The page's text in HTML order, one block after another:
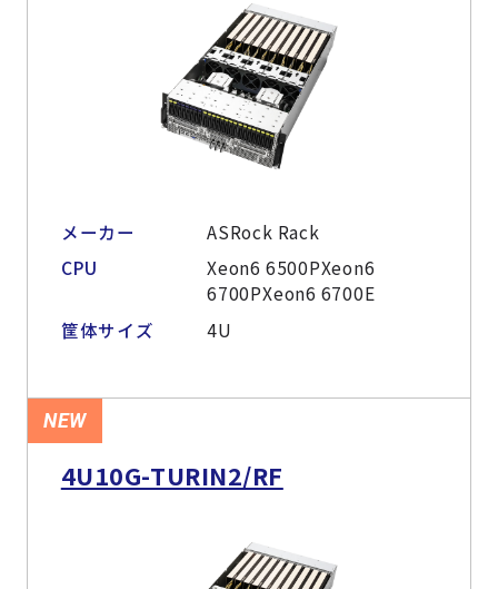
メーカー
ASRock Rack
CPU
Xeon6 6500PXeon6
6700PXeon6 6700E
筐体サイズ
4U
NEW
4U10G-TURIN2/RF